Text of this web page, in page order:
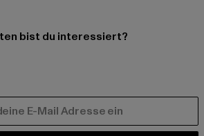
bist du interessiert?